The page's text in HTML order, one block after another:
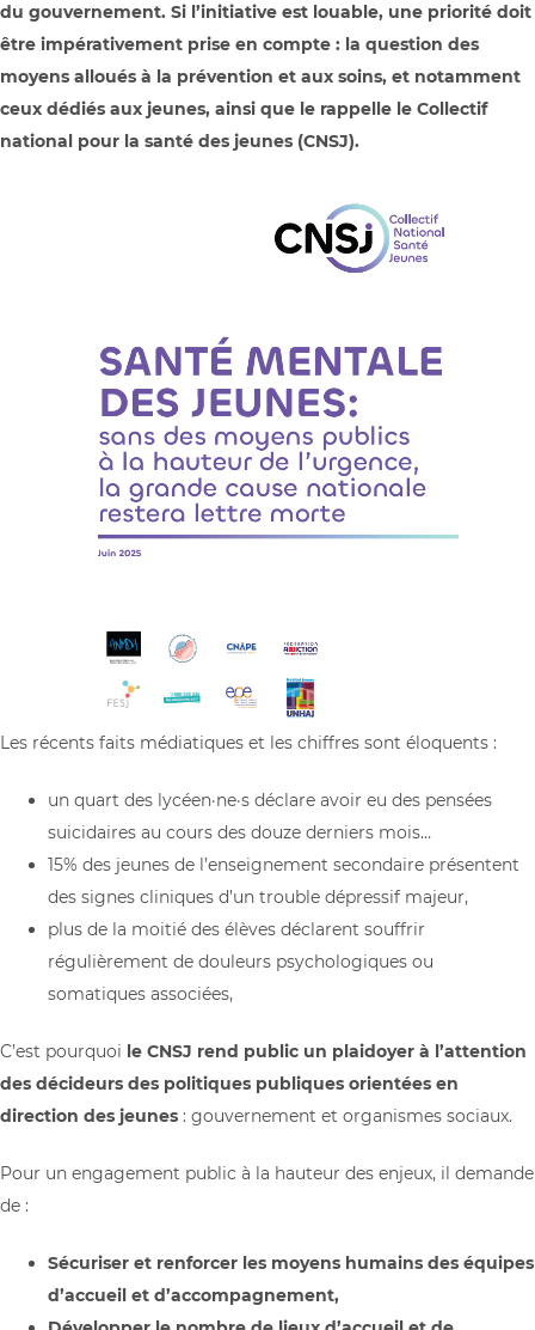
du gouvernement. Si l’initiative est louable, une priorité doit
être impérativement prise en compte : la question des
moyens alloués à la prévention et aux soins, et notamment
ceux dédiés aux jeunes, ainsi que le rappelle le Collectif
national pour la santé des jeunes (CNSJ).
Les récents faits médiatiques et les chiffres sont éloquents :
un quart des lycéen·ne·s déclare avoir eu des pensées
suicidaires au cours des douze derniers mois…
15% des jeunes de l’enseignement secondaire présentent
des signes cliniques d’un trouble dépressif majeur,
plus de la moitié des élèves déclarent souffrir
régulièrement de douleurs psychologiques ou
somatiques associées,
C’est pourquoi le CNSJ rend public un plaidoyer à l’attention
des décideurs des politiques publiques orientées en
direction des jeunes : gouvernement et organismes sociaux.
Pour un engagement public à la hauteur des enjeux, il demande
de :
Sécuriser et renforcer les moyens humains des équipes
d’accueil et d’accompagnement,